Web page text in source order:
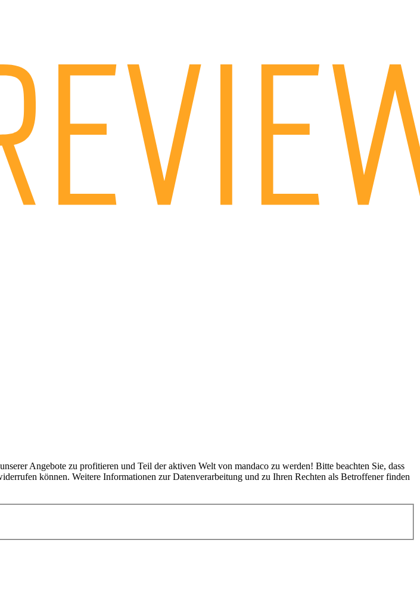
Angebote zu profitieren und Teil der aktiven Welt von mandaco zu werden! Bitte beachten Sie, dass
können. Weitere Informationen zur Datenverarbeitung und zu Ihren Rechten als Betroffener finden